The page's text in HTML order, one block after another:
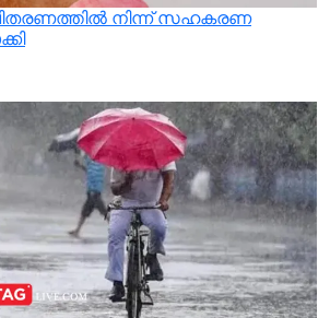
നിന്ന് സഹകരണ